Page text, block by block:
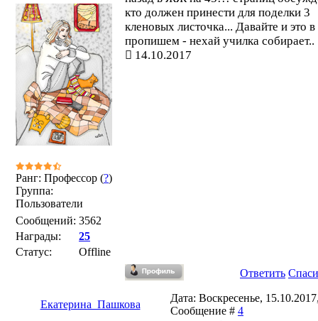
Ранг: Профессор (?)
Группа:
Пользователи
Сообщений: 3562
Награды:
25
Статус:
Offline
кто должен принести для поделки 3
кленовых листочка... Давайте и это в
пропишем - нехай училка собирает..
14.10.2017
Ответить
Екатерина_Пашкова
Дата: Воскресенье,
Сообщение # 4